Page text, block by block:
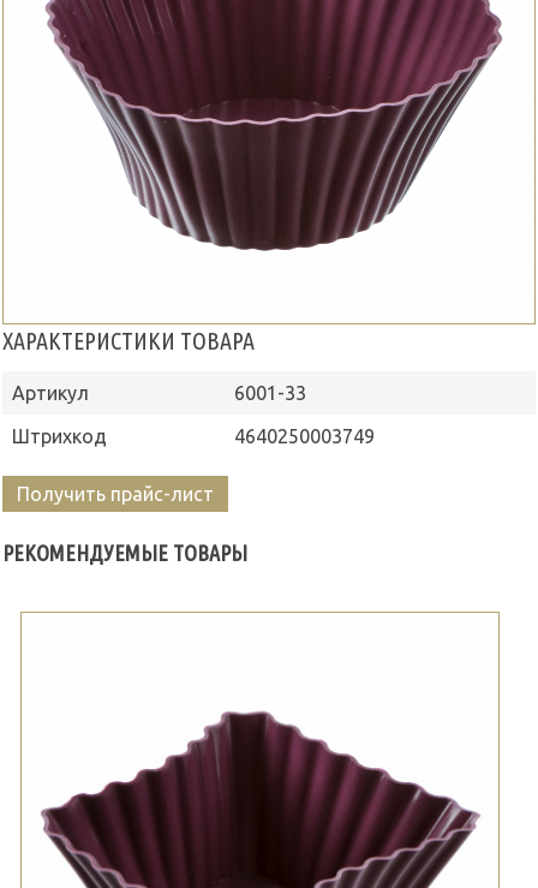
ХАРАКТЕРИСТИКИ ТОВАРА
Артикул
6001-33
Штрихкод
4640250003749
Получить прайс-лист
РЕКОМЕНДУЕМЫЕ ТОВАРЫ